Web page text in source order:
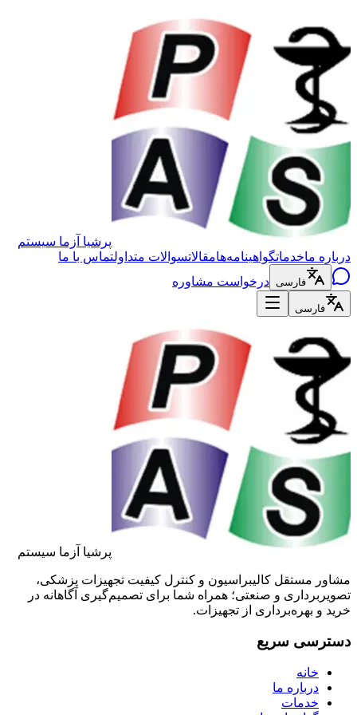
پرشیا آزما سیستم
درباره ماخدماتگواهینامه‌هامقالاتسوالات متداولتماس با ما
فارسی درخواست مشاوره
فارسی
پرشیا آزما سیستم
مشاور مستقل کالیبراسیون و کنترل کیفیت تجهیزات پزشکی،
تصویربرداری و صنعتی؛ همراه شما برای تصمیم‌گیری آگاهانه در
خرید و بهره‌برداری از تجهیزات.
دسترسی سریع
خانه
درباره ما
خدمات